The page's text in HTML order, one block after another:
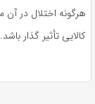
هرگونه اختلال در
کالایی تأثیر گذار باشد.